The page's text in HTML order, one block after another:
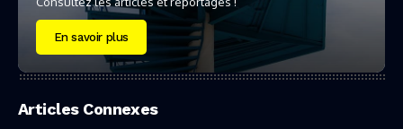
En savoir plus
Articles Connexes